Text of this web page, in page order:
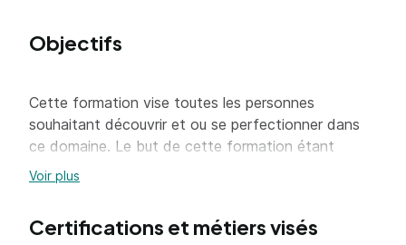
Objectifs
Cette formation vise toutes les personnes
souhaitant découvrir et ou se perfectionner dans
ce domaine. Le but de cette formation étant
d’apprendre le métier de technicien de la
compétences liées à un savoir-faire pour un
Voir plus
Certifications et métiers visés